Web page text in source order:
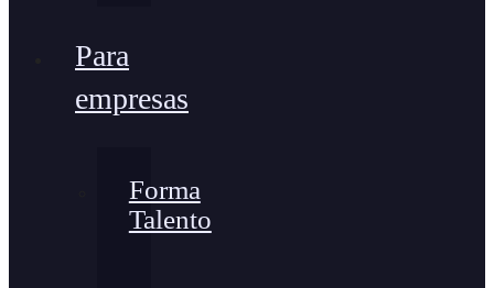
Para
empresas
Forma
Talento